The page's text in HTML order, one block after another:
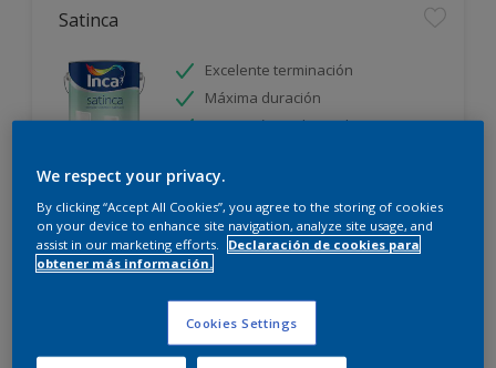
Satinca
Excelente terminación
Máxima duración
Protección prolongada
Sólo disponible en tienda
We respect your privacy.
By clicking “Accept All Cookies”, you agree to the storing of cookies
on your device to enhance site navigation, analyze site usage, and
assist in our marketing efforts.
Declaración de cookies para
obtener más información.
Cookies Settings